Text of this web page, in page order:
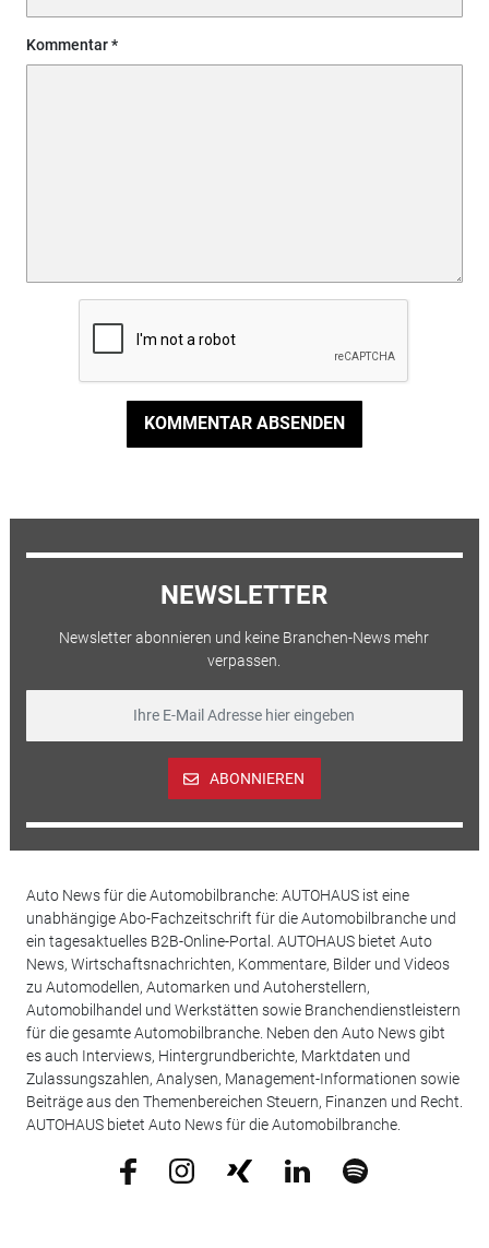
Kommentar
KOMMENTAR ABSENDEN
NEWSLETTER
Newsletter abonnieren und keine Branchen-News mehr
verpassen.
ABONNIEREN
Auto News für die Automobilbranche: AUTOHAUS ist eine
unabhängige Abo-Fachzeitschrift für die Automobilbranche und
ein tagesaktuelles B2B-Online-Portal. AUTOHAUS bietet Auto
News, Wirtschaftsnachrichten, Kommentare, Bilder und Videos
zu Automodellen, Automarken und Autoherstellern,
Automobilhandel und Werkstätten sowie Branchendienstleistern
für die gesamte Automobilbranche. Neben den Auto News gibt
es auch Interviews, Hintergrundberichte, Marktdaten und
Zulassungszahlen, Analysen, Management-Informationen sowie
Beiträge aus den Themenbereichen Steuern, Finanzen und Recht.
AUTOHAUS bietet Auto News für die Automobilbranche.